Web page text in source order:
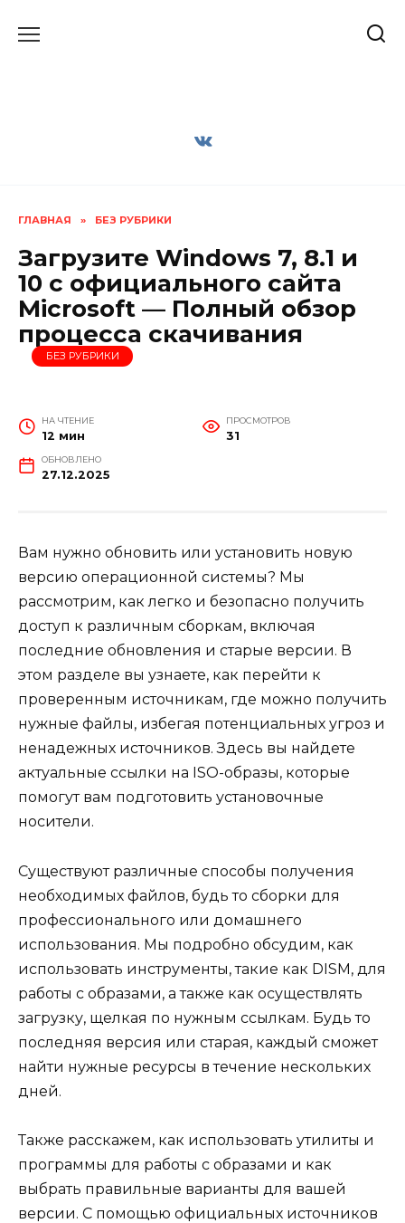
ГЛАВНАЯ » БЕЗ РУБРИКИ
Загрузите Windows 7, 8.1 и
10 с официального сайта
Microsoft — Полный обзор
процесса скачивания
БЕЗ РУБРИКИ
НА ЧТЕНИЕ
12 мин
ПРОСМОТРОВ
31
ОБНОВЛЕНО
27.12.2025
Вам нужно обновить или установить новую
версию операционной системы? Мы
рассмотрим, как легко и безопасно получить
доступ к различным сборкам, включая
последние обновления и старые версии. В
этом разделе вы узнаете, как перейти к
проверенным источникам, где можно получить
нужные файлы, избегая потенциальных угроз и
ненадежных источников. Здесь вы найдете
актуальные ссылки на ISO-образы, которые
помогут вам подготовить установочные
носители.
Существуют различные способы получения
необходимых файлов, будь то сборки для
профессионального или домашнего
использования. Мы подробно обсудим, как
использовать инструменты, такие как DISM, для
работы с образами, а также как осуществлять
загрузку, щелкая по нужным ссылкам. Будь то
последняя версия или старая, каждый сможет
найти нужные ресурсы в течение нескольких
дней.
Также расскажем, как использовать утилиты и
программы для работы с образами и как
выбрать правильные варианты для вашей
версии. С помощью официальных источников